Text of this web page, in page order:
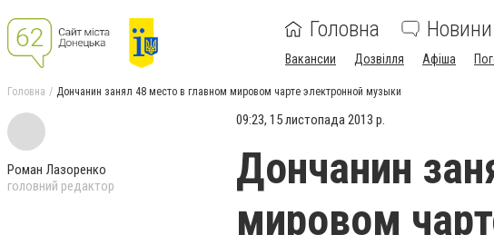
Головна Новини
Вакансии Дозвілля Афіша
Головна Дончанин занял 48 место в главном мировом чарте электронной музыки
Роман Лазоренко
головний редактор
09:23, 15 листопада 2013 р.
Дончанин
мировом